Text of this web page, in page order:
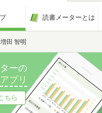
読書メーターとは
増田 智明
ーの
アプリ
ちら